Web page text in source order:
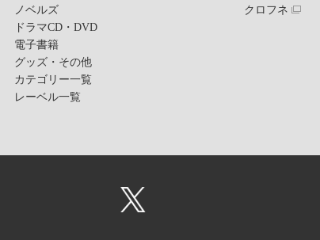
ノベルズ
ドラマCD・DVD
電子書籍
グッズ・その他
カテゴリー一覧
レーベル一覧
クロフネ